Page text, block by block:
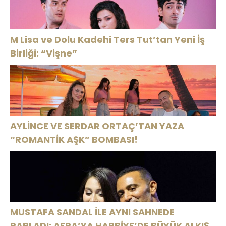
M Lisa ve Dolu Kadehi Ters Tut’tan Yeni İş
Birliği: “Vişne”
AYLİNCE VE SERDAR ORTAÇ’TAN YAZA
“ROMANTİK AŞK” BOMBASI!
MUSTAFA SANDAL İLE AYNI SAHNEDE